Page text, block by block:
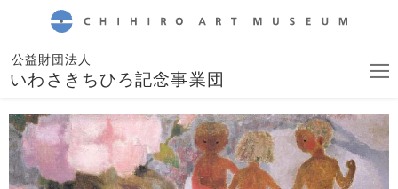
公益財団法人
いわさきちひろ記念事業団